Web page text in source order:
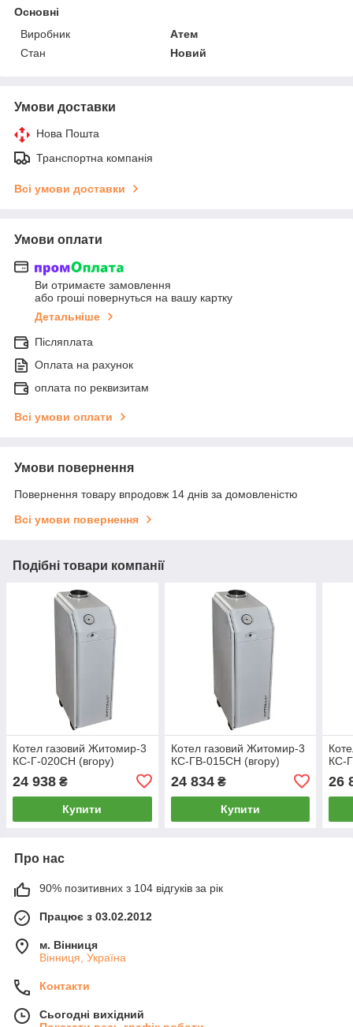
Основні
Виробник
Атем
Стан
Новий
Умови доставки
Нова Пошта
Транспортна компанія
Всі умови доставки
Умови оплати
Ви отримаєте замовлення
або гроші повернуться на вашу картку
Детальніше
Післяплата
Оплата на рахунок
оплата по реквизитам
Всі умови оплати
Умови повернення
Повернення товару впродовж 14 днів за домовленістю
Всі умови повернення
Подібні товари компанії
Котел газовий Житомир-3
КС-Г-020СН (вгору)
24 938 ₴
Купити
Котел газовий Житомир-3
КС-ГВ-015СН (вгору)
24 834₴
Купити
КС-
26
Про нас
90% позитивних з 104 відгуків за рік
Працює з 03.02.2012
м. Вінниця
Вінниця, Україна
Контакти
Сьогодні вихідний